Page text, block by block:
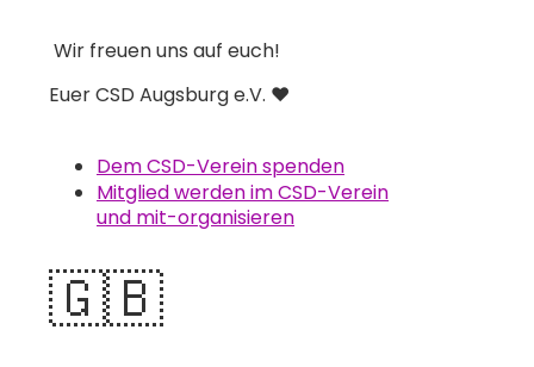
Wir freuen uns auf euch!
Euer CSD Augsburg e.V. ♥️
Dem CSD-Verein spenden
Mitglied werden im CSD-Verein
und mit-organisieren
🇬🇧